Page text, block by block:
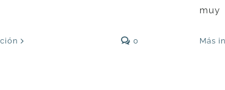
0
muy
Más